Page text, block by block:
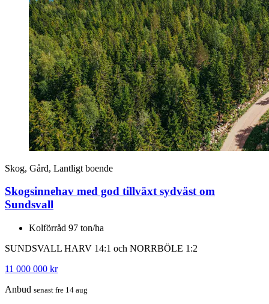
Skog, Gård, Lantligt boende
Skogsinnehav med god tillväxt sydväst om
Sundsvall
Kolförråd 97 ton/ha
SUNDSVALL HARV 14:1 och NORRBÖLE 1:2
11 000 000 kr
Anbud senast fre 14 aug